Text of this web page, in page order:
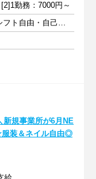
勤務：7000円～
週1日以上 1日2時間以上 シフト自由・自己申告
新規事業所が6月NE
装＆ネイル自由◎